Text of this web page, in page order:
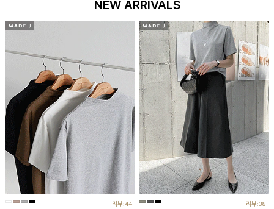
NEW ARRIVALS
리뷰:44
리뷰:38